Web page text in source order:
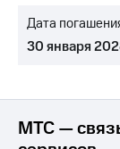
и акционерам
Дата
30 января
МТС —